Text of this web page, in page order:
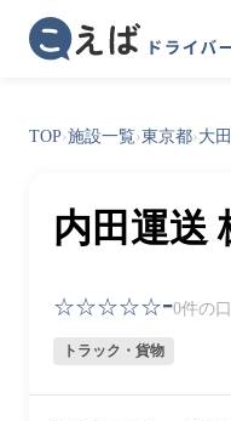
TOP›施設一覧›東京都›大
内田運送
☆☆☆☆☆-0件の
トラック・貨物